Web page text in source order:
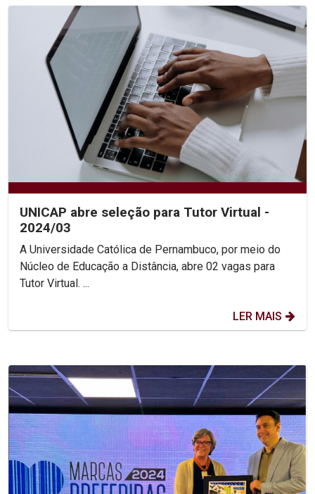
UNICAP abre seleção para Tutor Virtual -
2024/03
A Universidade Católica de Pernambuco, por meio do
Núcleo de Educação a Distância, abre 02 vagas para
Tutor Virtual. ...
LER MAIS